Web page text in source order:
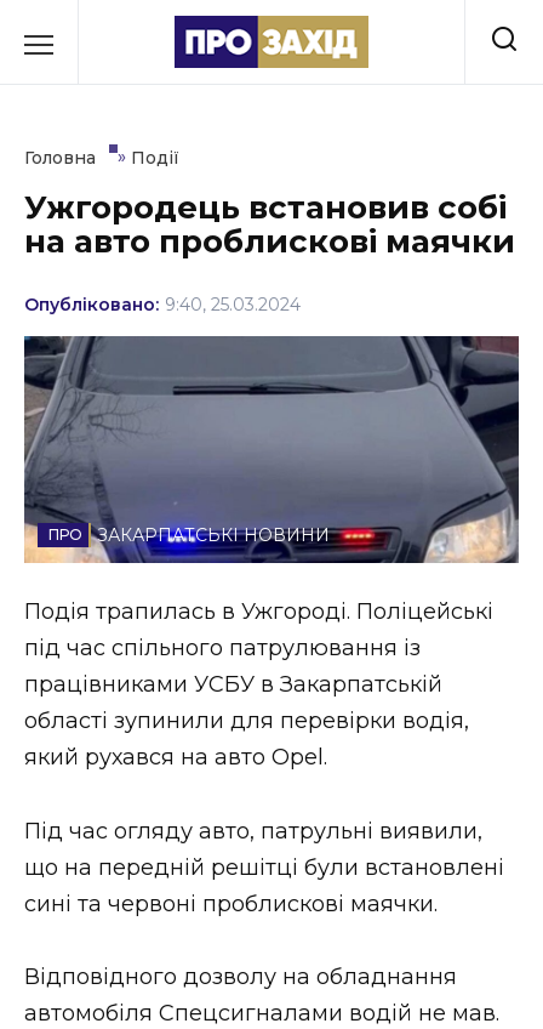
до
Культура
Освіта
Події
Політика
Соціум
Спорт
Стиль життя
Втрачений Ужгород
Втрачений Ужгород (відеоверсія)
НОВИНИ ЗАХІДНОЇ УКРАЇНИ
ФОТО
Головна » Події
Ужгородець встановив собі
на авто проблискові маячки
Опубліковано: 9:40, 25.03.2024
ЗАКАРПАТСЬКІ НОВИНИ
Подія трапилась в Ужгороді. Поліцейські
під час спільного патрулювання із
працівниками УСБУ в Закарпатській
області зупинили для перевірки водія,
який рухався на авто Opel.
Під час огляду авто, патрульні виявили,
що на передній решітці були встановлені
сині та червоні проблискові маячки.
Відповідного дозволу на обладнання
автомобіля Спецсигналами водій не мав.